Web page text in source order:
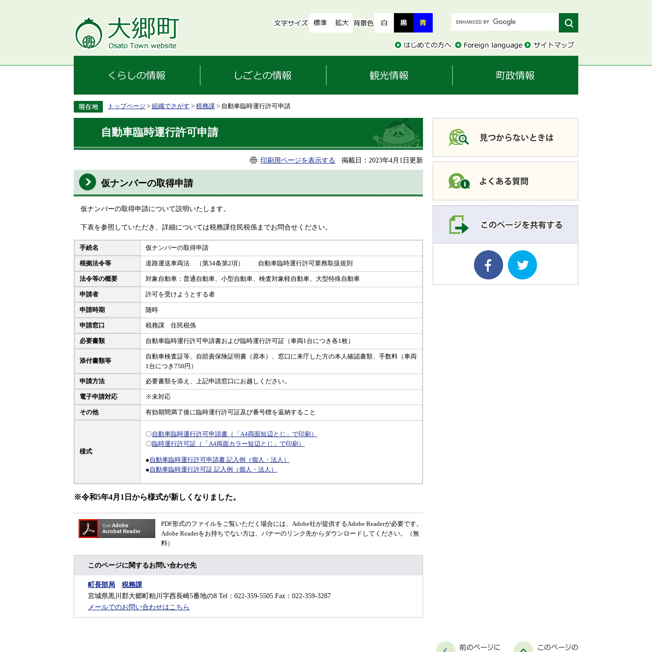
トップページ > 組織でさがす > 税務課 > 自動車臨時運行許可申請
自動車臨時運行許可申請
印刷用ページを表示する 掲載日：2023年4月1日更新
仮ナンバーの取得申請
仮ナンバーの取得申請について説明いたします。
下表を参照していただき、詳細については税務課住民税係までお問合せください。
手続名 仮ナンバーの取得申請
根拠法令等 道路運送車両法 （第34条第2項） 自動車臨時運行許可業務取扱規則
法令等の概要 対象自動車：普通自動車、小型自動車、検査対象軽自動車、大型特殊自動車
申請者 許可を受けようとする者
申請時期 随時
申請窓口 税務課 住民税係
必要書類 自動車臨時運行許可申請書および臨時運行許可証（車両1台につき各1枚）
添付書類等
自動車検査証等、自賠責保険証明書（原本）、窓口に来庁した方の本人確認書類、手数料（車両
1台につき750円）
申請方法 必要書類を添え、上記申請窓口にお越しください。
電子申請対応 ※未対応
その他 有効期間満了後に臨時運行許可証及び番号標を返納すること
様式
〇自動車臨時運行許可申請書（「A4両面短辺とじ」で印刷）
〇臨時運行許可証（「A4両面カラー短辺とじ」で印刷）
​●自動車臨時運行許可申請書 記入例（個人・法人）
​●自動車臨時運行許可証 記入例（個人・法人）
※令和5年4月1日から様式が新しくなりました。
PDF形式のファイルをご覧いただく場合には、Adobe社が提供するAdobe Readerが必要です。
Adobe Readerをお持ちでない方は、バナーのリンク先からダウンロードしてください。（無
料）
このページに関するお問い合わせ先
町長部局
税務課
宮城県黒川郡大郷町粕川字西長崎5番地の8 Tel：022-359-5505 Fax：022-359-3287
メールでのお問い合わせはこちら